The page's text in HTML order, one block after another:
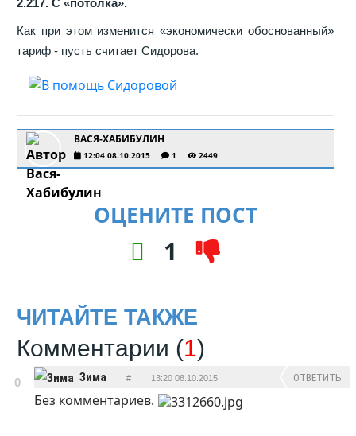
2.217. С «потолка».
Как при этом изменится «экономически обоснованный»
тариф - пусть считает Сидорова.
ВАСЯ-ХАБИБУЛИН
12:04 08.10.2015 1 2449
ОЦЕНИТЕ ПОСТ
1
ЧИТАЙТЕ ТАКЖЕ
Комментарии (1)
0 Зима # 13:20 08.10.2015 ОТВЕТИТЬ
Без комментариев.